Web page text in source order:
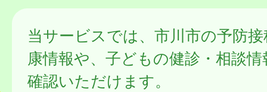
当サービスでは、市川市の予防
康情報や、子どもの健診・相談
確認いただけます。